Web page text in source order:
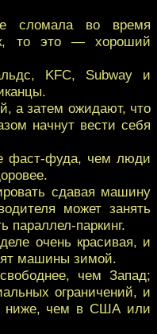
сломала во время
то это — хороший
KFC, Subway и
а затем ожидают, что
начнут вести себя
фаст-фуда, чем люди
сдавая машину
может занять
параллел-паркинг.
очень красивая, и
машины зимой.
чем Запад;
ограничений, и
ниже, чем в США или